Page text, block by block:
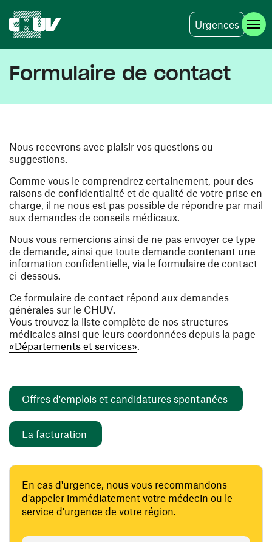
Urgences
Formulaire de contact
Nous recevrons avec plaisir vos questions ou
suggestions.
Comme vous le comprendrez certainement, pour des
raisons de confidentialité et de qualité de votre prise en
charge, il ne nous est pas possible de répondre par mail
aux demandes de conseils médicaux.
Nous vous remercions ainsi de ne pas envoyer ce type
de demande, ainsi que toute demande contenant une
information confidentielle, via le formulaire de contact
ci-dessous.
Ce formulaire de contact répond aux demandes
générales sur le CHUV.
Vous trouvez la liste complète de nos structures
médicales ainsi que leurs coordonnées depuis la page
«Départements et services».
Offres d'emplois et candidatures spontanées
La facturation
En cas d'urgence, nous vous recommandons
d'appeler immédiatement votre médecin ou le
service d'urgence de votre région.